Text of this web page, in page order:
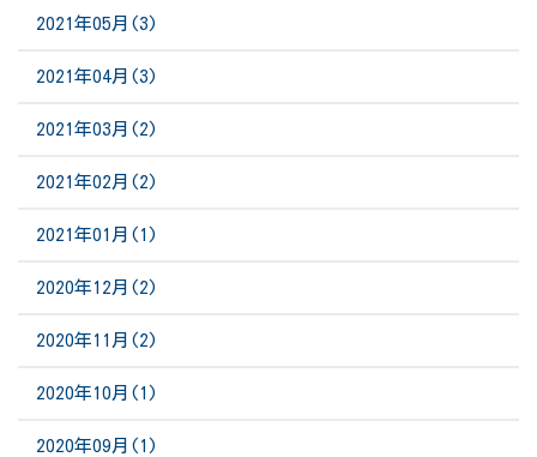
2021年05月(3)
2021年04月(3)
2021年03月(2)
2021年02月(2)
2021年01月(1)
2020年12月(2)
2020年11月(2)
2020年10月(1)
2020年09月(1)